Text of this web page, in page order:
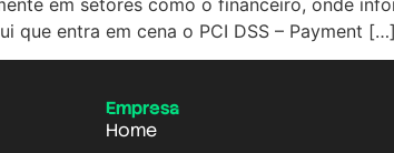
que entra em cena o PCI DSS – Payment […]
Empresa
Home